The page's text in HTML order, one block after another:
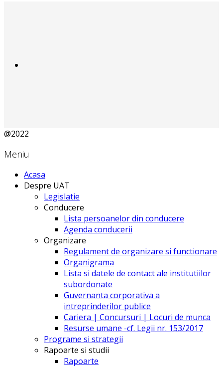
@2022
Meniu
Acasa
Despre UAT
Legislatie
Conducere
Lista persoanelor din conducere
Agenda conducerii
Organizare
Regulament de organizare si functionare
Organigrama
Lista si datele de contact ale institutiilor
subordonate
Guvernanta corporativa a
intreprinderilor publice
Cariera | Concursuri | Locuri de munca
Resurse umane -cf. Legii nr. 153/2017
Programe si strategii
Rapoarte si studii
Rapoarte